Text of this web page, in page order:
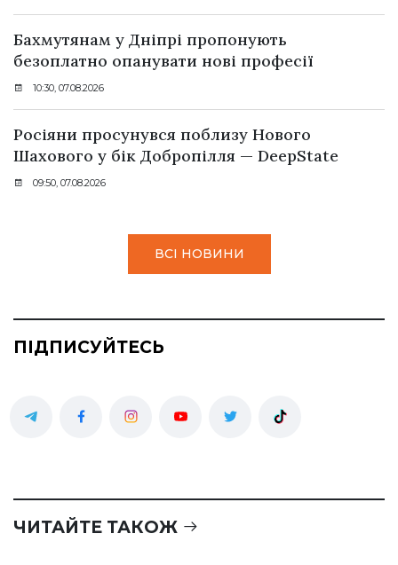
Бахмутянам у Дніпрі пропонують
безоплатно опанувати нові професії
10:30, 07.08.2026
Росіяни просунувся поблизу Нового
Шахового у бік Добропілля — DeepState
09:50, 07.08.2026
ВСІ НОВИНИ
ПІДПИСУЙТЕСЬ
ЧИТАЙТЕ ТАКОЖ